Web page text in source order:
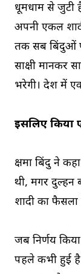
धूमधाम से जुटी
अपनी एकल
तक सब बिंदुओं
साक्षी मानकर
भरेगी। देश में
इसलिए किया
क्षमा बिंदु ने
थी, मगर
शादी का फैसला
जब निर्णय
पहले कभी हुई